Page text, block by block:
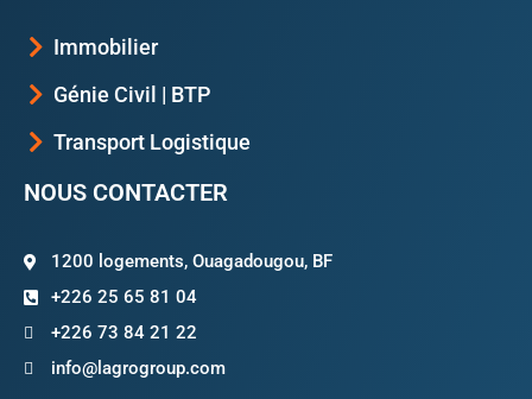
Immobilier
Génie Civil | BTP
Transport Logistique
NOUS CONTACTER
1200 logements, Ouagadougou, BF
+226 25 65 81 04
+226 73 84 21 22
info@lagrogroup.com